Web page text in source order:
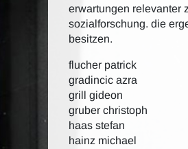
erwartungen relevanter
sozialforschung. die
besitzen.
flucher patrick
gradincic azra
grill gideon
gruber christoph
haas stefan
hainz michael